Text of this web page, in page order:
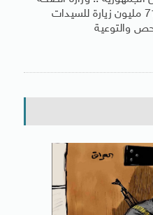
تستقبل أكثر من 71 مليون زيارة للسيدات
والتوعية